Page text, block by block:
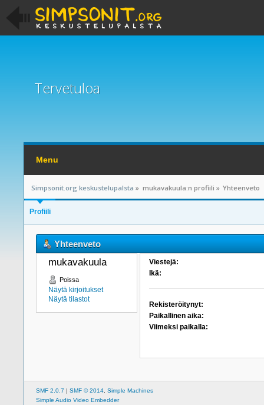
Tervetuloa
Menu
Simpsonit.org keskustelupalsta » mukavakuula:n profiili » Yhteenveto
Profiili
Yhteenveto
mukavakuula
Poissa
Näytä kirjoitukset
Näytä tilastot
Viestejä:
Ikä:
Rekisteröitynyt:
Paikallinen aika:
Viimeksi paikalla:
SMF 2.0.7 | SMF © 2014 Simple Machines
Simple Audio Video Embedder